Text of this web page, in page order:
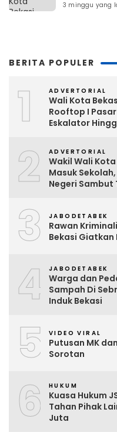
3 minggu yang
BERITA POPULER
1 ADVERTORIAL
Wali Kota
Rooftop I
Eskalator
2 ADVERTORIAL
Wakil Wali
Masuk
Negeri Sambut
3 JABODETABEK
Rawan
Bekasi
4 JABODETABEK
Warga dan
Sampah Di
Induk Bekasi
5 VIDEO VIRAL
Putusan MK
Sorotan
6 HUKUM
Kuasa Hukum
Tahan Pihak
Juta